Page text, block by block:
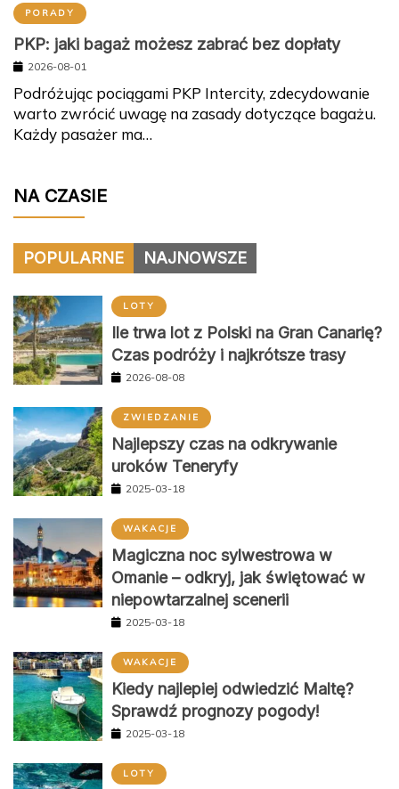
PORADY
PKP: jaki bagaż możesz zabrać bez dopłaty
2026-08-01
Podróżując pociągami PKP Intercity, zdecydowanie
warto zwrócić uwagę na zasady dotyczące bagażu.
Każdy pasażer ma…
NA CZASIE
POPULARNE NAJNOWSZE
LOTY
Ile trwa lot z Polski na Gran Canarię?
Czas podróży i najkrótsze trasy
2026-08-08
ZWIEDZANIE
Najlepszy czas na odkrywanie
uroków Teneryfy
2025-03-18
WAKACJE
Magiczna noc sylwestrowa w
Omanie – odkryj, jak świętować w
niepowtarzalnej scenerii
2025-03-18
WAKACJE
Kiedy najlepiej odwiedzić Maltę?
Sprawdź prognozy pogody!
2025-03-18
LOTY